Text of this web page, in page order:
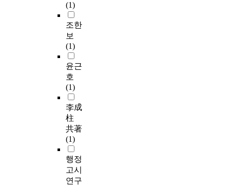
(1)
조한
보
(1)
윤근
호
(1)
李成
柱
共著
(1)
행정
고시
연구